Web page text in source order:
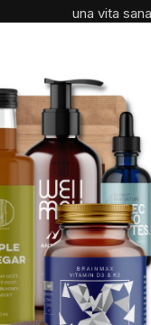
una vita
Cosa
Rimaniamo fedeli ai